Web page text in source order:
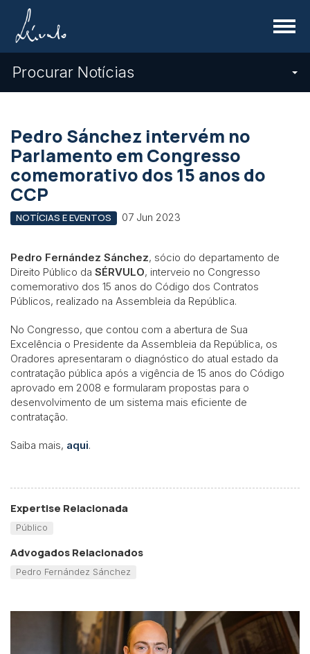
Menu
Procurar Notícias
Pedro Sánchez intervém no
Parlamento em Congresso
comemorativo dos 15 anos do
CCP
NOTÍCIAS E EVENTOS 07 Jun 2023
Pedro Fernández Sánchez, sócio do departamento de
Direito Público da SÉRVULO, interveio no Congresso
comemorativo dos 15 anos do Código dos Contratos
Públicos, realizado na Assembleia da República.
No Congresso, que contou com a abertura de Sua
Excelência o Presidente da Assembleia da República, os
Oradores apresentaram o diagnóstico do atual estado da
contratação pública após a vigência de 15 anos do Código
aprovado em 2008 e formularam propostas para o
desenvolvimento de um sistema mais eficiente de
contratação.
Saiba mais, aqui.
Expertise Relacionada
Público
Advogados Relacionados
Pedro Fernández Sánchez